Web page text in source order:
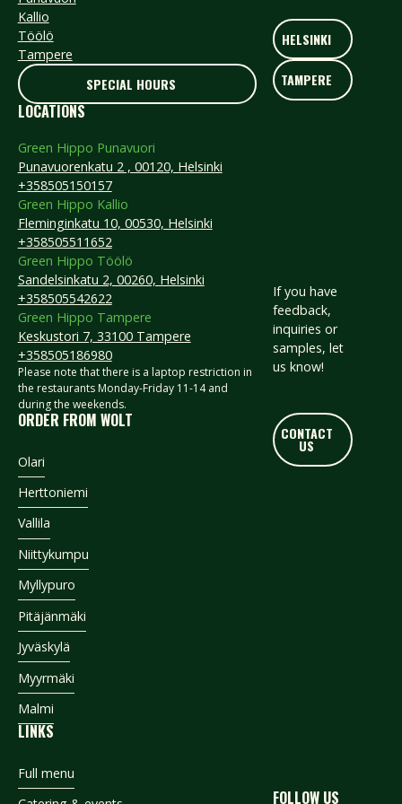
Sisältää kertakäyttöiset kulhot, puiset lusikat ja servetit
Kuljetus ja tarjoiluastioiden nouto 70€ (alv0)
LOUNASMENU 1
Buddha Bowl (V,G) tai Nuudelisalaatti (V,G)
Omena-raparpericrumble tai
Marjacrumble vaniljakastikkeella (V,G)
22€/hlö
LOUNASMENU 2
Meloni-fetasalaatti (G,L)
Buddha Bowl (V,G) tai Nuudelisalaatti (V,G)
Omena-raparpericrumble tai
Marjacrumble vaniljakastikkeella (V,G)
- Kuljetus Helsingin alueella: 35 € (Mikäli tulee noutaa astioita
tai kahvitermoksia jälkikäteen, tulee kuljetus kahteen kertaan.)
- Kuljetus Espoo, Vantaa alueilla: 60 (Mikäli tulee noutaa
astioita tai kahvitermoksia jälkikäteen, tulee kuljetus kahteen
- Kahvin lisääminen aamiaisen tai lounaan yhteyteen onnistuu
- Ilmoitathan mahdolliset erityisruokavaliot ennakkoon, jotta
ehdimme ne huomioida. Erityistoiveista teemme erikseen
Footer
Kallio
Töölö
Tampere
SPECIAL HOURS
SPECIAL HOURS
LOCATIONS
Green Hippo Punavuori
Punavuorenkatu 2 , 00120, Helsinki
+358505150157
Green Hippo Kallio
Fleminginkatu 10, 00530, Helsinki
+358505511652
Green Hippo Töölö
Sandelsinkatu 2, 00260, Helsinki
+358505542622
Green Hippo Tampere
Keskustori 7, 33100 Tampere
+358505186980
​Please note that there is a laptop restriction in
the restaurants Monday-Friday 11-14 and
during the weekends.
ORDER FROM WOLT
Olari
Herttoniemi
Vallila
Niittykumpu
Myllypuro
Pitäjänmäki
Jyväskylä
Myyrmäki
Malmi
LINKS
Full menu
HELSINKI
HELSINKI
TAMPERE
TAMPERE
If you have
feedback,
inquiries or
samples, let
us know!
CONTACT US
CONTACT
US
FOLLOW US